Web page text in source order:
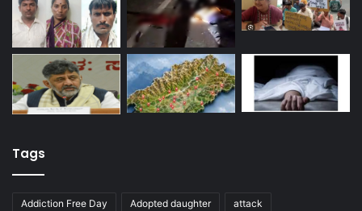
Tags
Addiction Free Day Adopted daughter attack